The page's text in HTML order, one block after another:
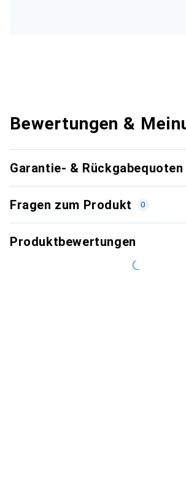
Bewertungen &
Garantie- & Rückgabequoten
Fragen zum Produkt 0
Produktbewertungen